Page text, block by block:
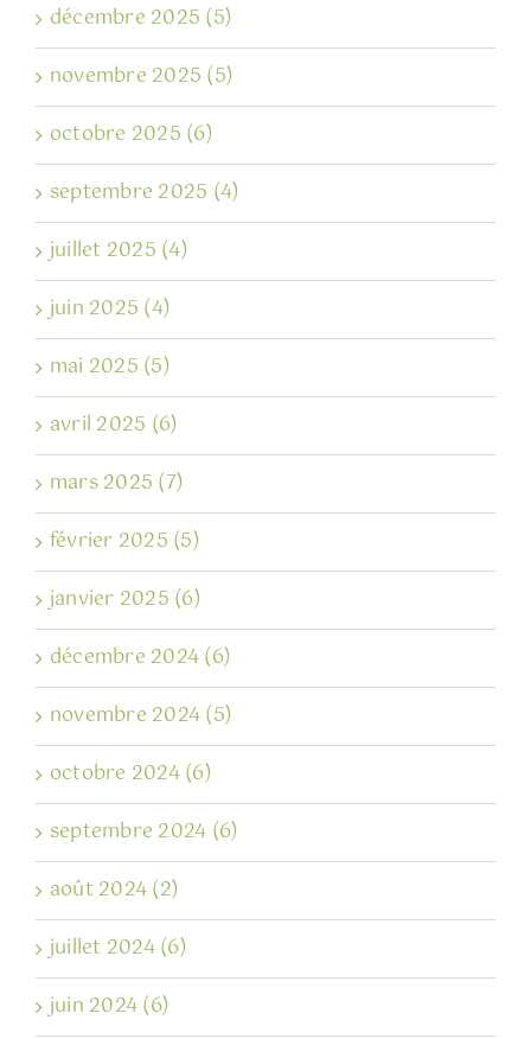
décembre 2025 (5)
novembre 2025 (5)
octobre 2025 (6)
septembre 2025 (4)
juillet 2025 (4)
juin 2025 (4)
mai 2025 (5)
avril 2025 (6)
mars 2025 (7)
février 2025 (5)
janvier 2025 (6)
décembre 2024 (6)
novembre 2024 (5)
octobre 2024 (6)
septembre 2024 (6)
août 2024 (2)
juillet 2024 (6)
juin 2024 (6)